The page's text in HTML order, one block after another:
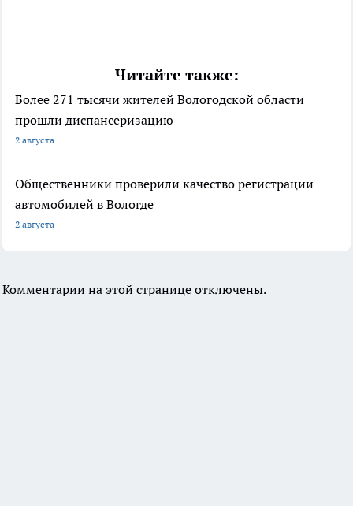
Читайте также:
Более 271 тысячи жителей Вологодской области
прошли диспансеризацию
2 августа
Общественники проверили качество регистрации
автомобилей в Вологде
2 августа
Комментарии на этой странице отключены.